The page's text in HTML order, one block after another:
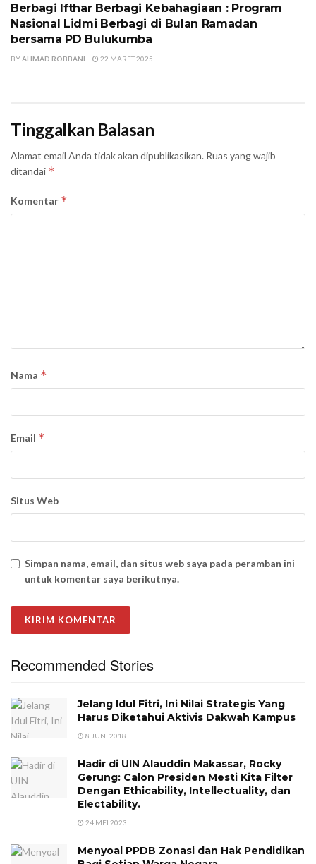
Berbagi Ifthar Berbagi Kebahagiaan : Program
Nasional Lidmi Berbagi di Bulan Ramadan
bersama PD Bulukumba
BYAHMAD ROBBANI 22 MARET 2025
Tinggalkan Balasan
Alamat email Anda tidak akan dipublikasikan. Ruas yang wajib
ditandai *
Komentar *
Nama *
Email *
Situs Web
Simpan nama, email, dan situs web saya pada peramban ini
untuk komentar saya berikutnya.
Recommended Stories
Jelang Idul Fitri, Ini Nilai Strategis Yang
Harus Diketahui Aktivis Dakwah Kampus
8 JUNI 2018
Hadir di UIN Alauddin Makassar, Rocky
Gerung: Calon Presiden Mesti Kita Filter
Dengan Ethicability, Intellectuality, dan
Electability.
24 MEI 2023
Menyoal PPDB Zonasi dan Hak Pendidikan